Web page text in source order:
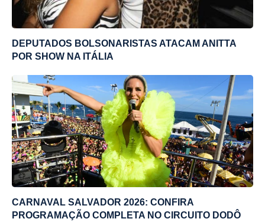
DEPUTADOS BOLSONARISTAS ATACAM ANITTA
POR SHOW NA ITÁLIA
CARNAVAL SALVADOR 2026: CONFIRA
PROGRAMAÇÃO COMPLETA NO CIRCUITO DODÔ